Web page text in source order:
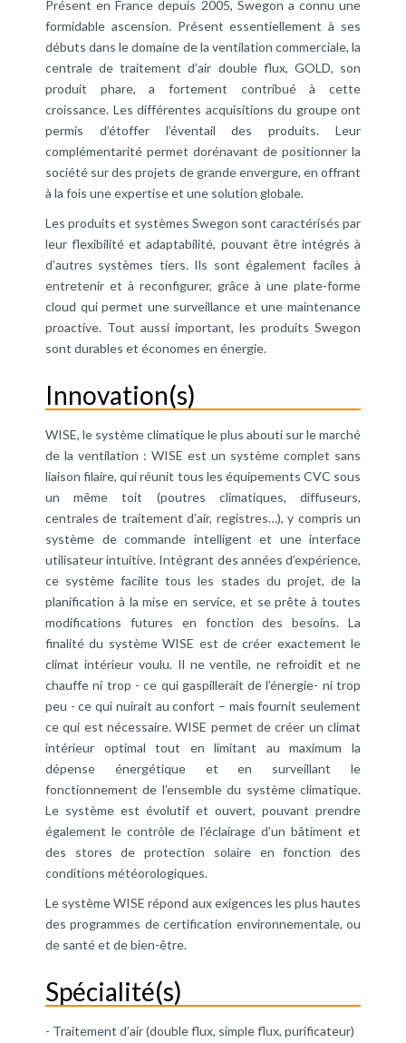
Présent en France depuis 2005, Swegon a connu une
formidable ascension. Présent essentiellement à ses
débuts dans le domaine de la ventilation commerciale, la
centrale de traitement d’air double flux, GOLD, son
produit phare, a fortement contribué à cette
croissance. Les différentes acquisitions du groupe ont
permis d’étoffer l’éventail des produits. Leur
complémentarité permet dorénavant de positionner la
société sur des projets de grande envergure, en offrant
à la fois une expertise et une solution globale.
Les produits et systèmes Swegon sont caractérisés par
leur flexibilité et adaptabilité, pouvant être intégrés à
d’autres systèmes tiers. Ils sont également faciles à
entretenir et à reconfigurer, grâce à une plate-forme
cloud qui permet une surveillance et une maintenance
proactive. Tout aussi important, les produits Swegon
sont durables et économes en énergie.
Innovation(s)
WISE, le système climatique le plus abouti sur le marché
de la ventilation : WISE est un système complet sans
liaison filaire, qui réunit tous les équipements CVC sous
un même toit (poutres climatiques, diffuseurs,
centrales de traitement d’air, registres…), y compris un
système de commande intelligent et une interface
utilisateur intuitive. Intégrant des années d’expérience,
ce système facilite tous les stades du projet, de la
planification à la mise en service, et se prête à toutes
modifications futures en fonction des besoins. La
finalité du système WISE est de créer exactement le
climat intérieur voulu. Il ne ventile, ne refroidit et ne
chauffe ni trop - ce qui gaspillerait de l’énergie- ni trop
peu - ce qui nuirait au confort – mais fournit seulement
ce qui est nécessaire. WISE permet de créer un climat
intérieur optimal tout en limitant au maximum la
dépense énergétique et en surveillant le
fonctionnement de l’ensemble du système climatique.
Le système est évolutif et ouvert, pouvant prendre
également le contrôle de l’éclairage d’un bâtiment et
des stores de protection solaire en fonction des
conditions météorologiques.
Le système WISE répond aux exigences les plus hautes
des programmes de certification environnementale, ou
de santé et de bien-être.
Spécialité(s)
- Traitement d’air (double flux, simple flux, purificateur)